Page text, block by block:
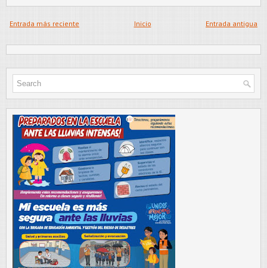
Entrada más reciente Entrada antigua
Inicio